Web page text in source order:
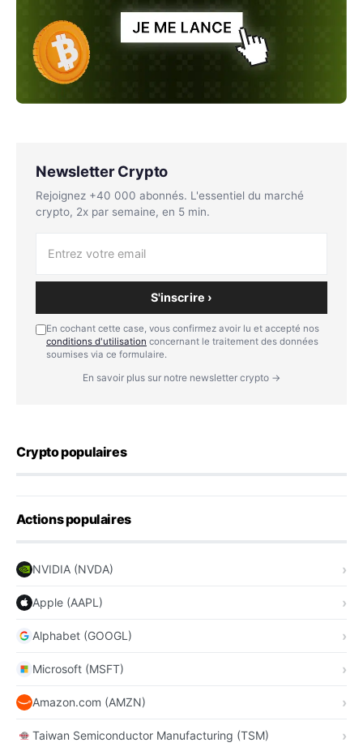
Newsletter Crypto
Rejoignez +40 000 abonnés. L'essentiel du marché
crypto, 2x par semaine, en 5 min.
S'inscrire ›
En cochant cette case, vous confirmez avoir lu et accepté nos
conditions d'utilisation concernant le traitement des données
soumises via ce formulaire.
En savoir plus sur notre newsletter crypto →
Crypto populaires
Actions populaires
NVIDIA (NVDA)
Apple (AAPL)
Alphabet (GOOGL)
Microsoft (MSFT)
Amazon.com (AMZN)
Taiwan Semiconductor Manufacturing (TSM)